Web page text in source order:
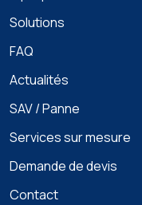
Solutions
FAQ
Actualités
SAV / Panne
Services sur mesure
Demande de devis
Contact